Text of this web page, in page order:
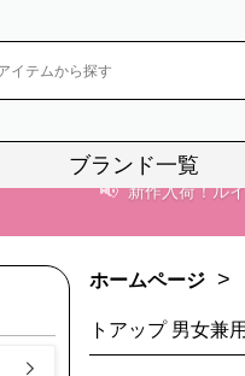
ブランド一覧
📢 当店は正真正
ホームページ >
トアップ 男女兼